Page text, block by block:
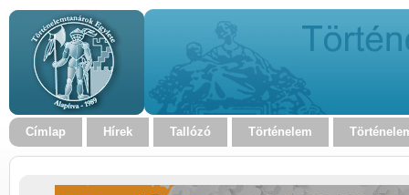
Címlap Hírek Tallózó Történelem